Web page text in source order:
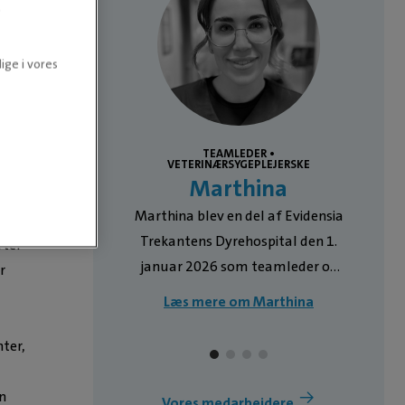
i
formidle
TEAMLEDER •
VETERINÆRSYGEPLEJERSKE
Marthina
Marthina blev en del af Evidensia
Trekantens Dyrehospital den 1.
januar 2026 som teamleder og
kommunikation med dyreejere. I
Læs mere om Marthina
i vores